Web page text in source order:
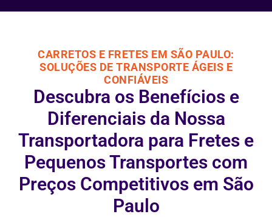
CARRETOS E FRETES EM SÃO PAULO:
SOLUÇÕES DE TRANSPORTE ÁGEIS E
CONFIÁVEIS
Descubra os Benefícios e
Diferenciais da Nossa
Transportadora para Fretes e
Pequenos Transportes com
Preços Competitivos em São
Paulo